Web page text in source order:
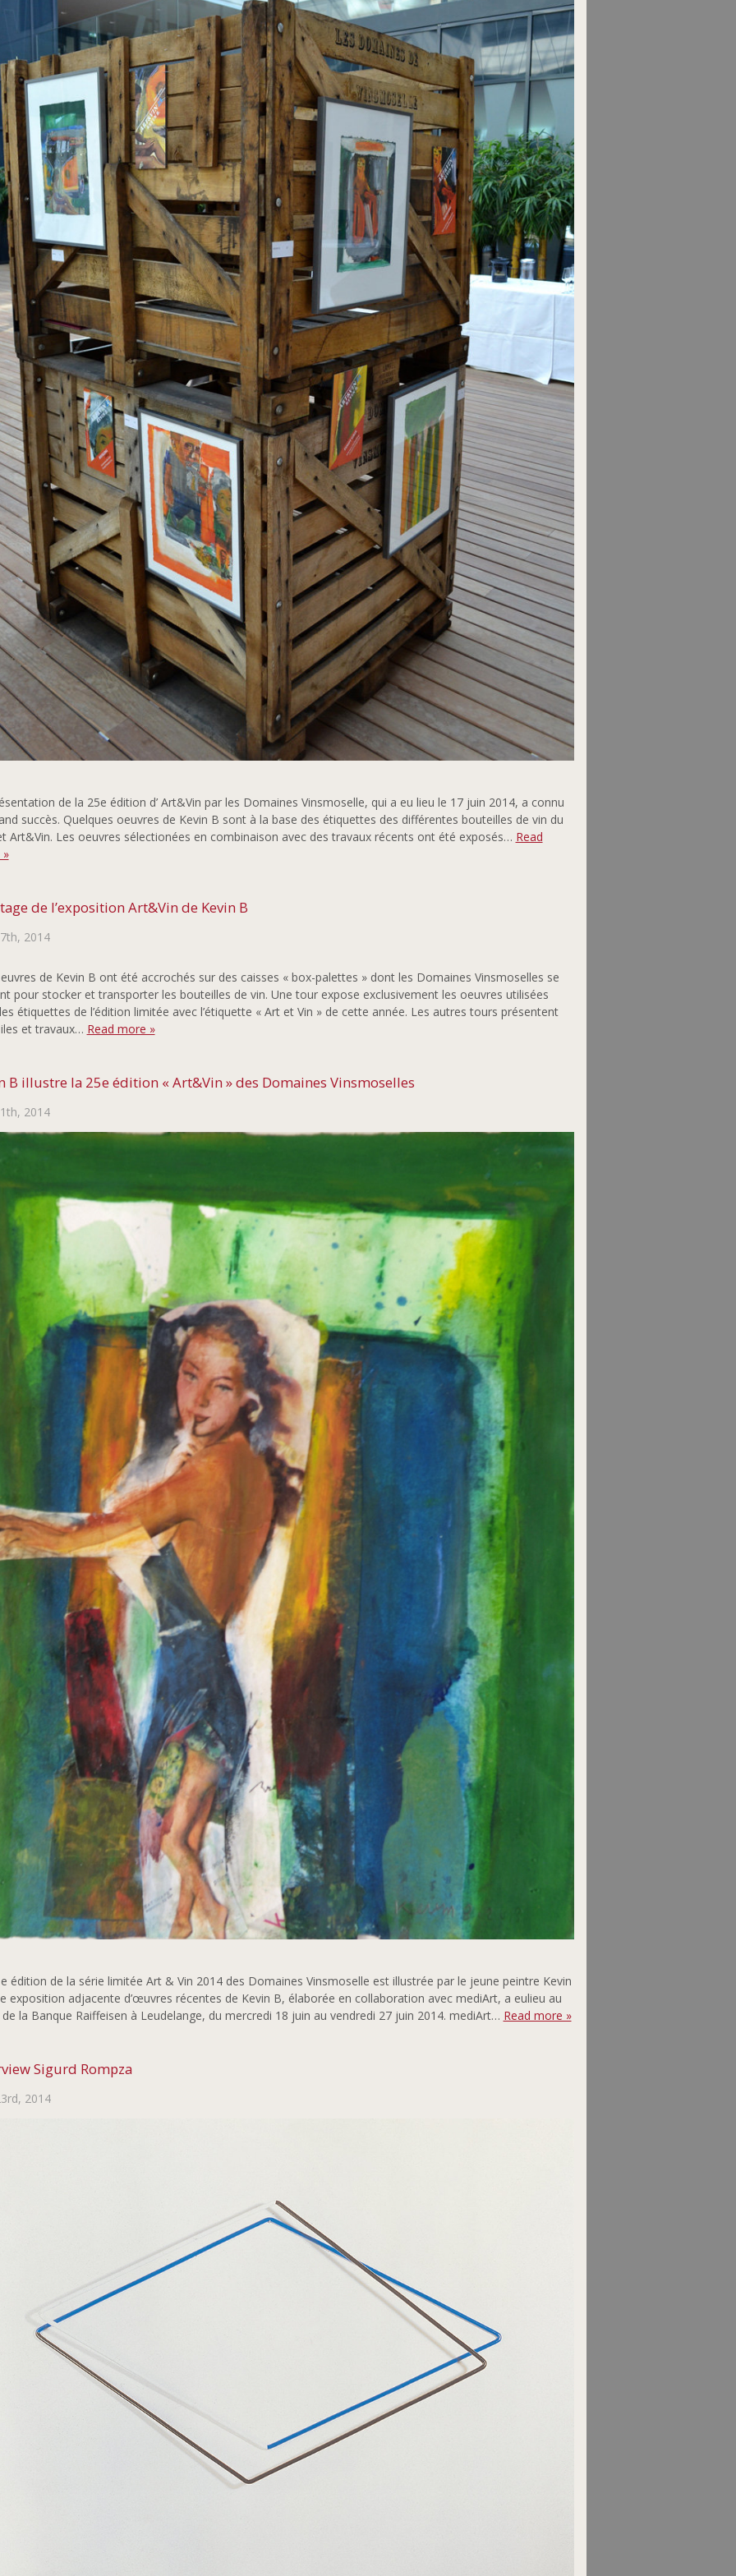
de la 25e édition d’ Art&Vin par les Domaines Vinsmoselle, qui a eu lieu le 17 juin 2014, a connu
succès. Quelques oeuvres de Kevin B sont à la base des étiquettes des différentes bouteilles de vin du
Art&Vin. Les oeuvres sélectionées en combinaison avec des travaux récents ont été exposés… Read
de l’exposition Art&Vin de Kevin B
2014
de Kevin B ont été accrochés sur des caisses « box-palettes » dont les Domaines Vinsmoselles se
pour stocker et transporter les bouteilles de vin. Une tour expose exclusivement les oeuvres utilisées
étiquettes de l’édition limitée avec l’étiquette « Art et Vin » de cette année. Les autres tours présentent
et travaux… Read more »
B illustre la 25e édition « Art&Vin » des Domaines Vinsmoselles
2014
édition de la série limitée Art & Vin 2014 des Domaines Vinsmoselle est illustrée par le jeune peintre Kevin
exposition adjacente d’œuvres récentes de Kevin B, élaborée en collaboration avec mediArt, a eulieu au
la Banque Raiffeisen à Leudelange, du mercredi 18 juin au vendredi 27 juin 2014. mediArt… Read more »
Sigurd Rompza
2014